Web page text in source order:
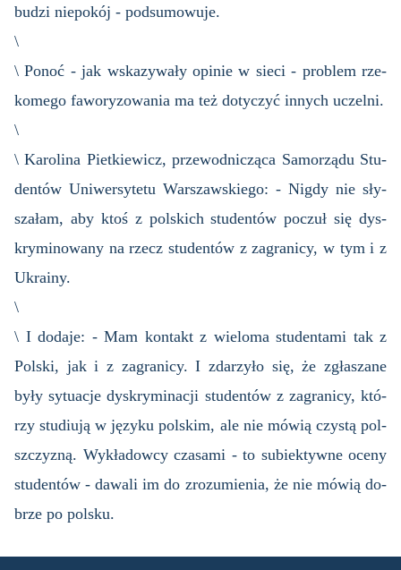
budzi nie­po­kój - pod­su­mo­wu­je.
\
\ Ponoć - jak wska­zy­wa­ły opi­nie w sieci - pro­blem rze­
ko­me­go fa­wo­ry­zo­wa­nia ma też do­ty­czyć in­nych uczel­ni.
\
\ Ka­ro­li­na Piet­kie­wicz, prze­wod­ni­czą­ca Sa­mo­rzą­du Stu­
den­tów Uni­wer­sy­te­tu War­szaw­skie­go: - Nigdy nie sły­
sza­łam, aby ktoś z pol­skich stu­den­tów po­czuł się dys­
kry­mi­no­wa­ny na rzecz stu­den­tów z za­gra­ni­cy, w tym i z
Ukra­iny.
\
\ I do­da­je: - Mam kon­takt z wie­lo­ma stu­den­ta­mi tak z
Pol­ski, jak i z za­gra­ni­cy. I zda­rzy­ło się, że zgła­sza­ne
były sy­tu­acje dys­kry­mi­na­cji stu­den­tów z za­gra­ni­cy, któ­
rzy stu­diu­ją w ję­zy­ku pol­skim, ale nie mówią czy­stą pol­
sz­czy­zną. Wy­kła­dow­cy cza­sa­mi - to su­biek­tyw­ne oceny
stu­den­tów - da­wa­li im do zro­zu­mie­nia, że nie mówią do­
brze po pol­sku.